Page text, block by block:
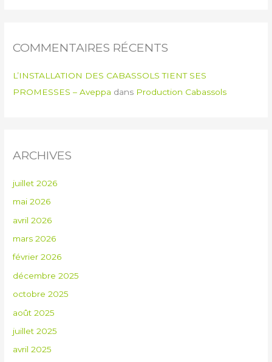
COMMENTAIRES RÉCENTS
L’INSTALLATION DES CABASSOLS TIENT SES
PROMESSES – Aveppa dans Production Cabassols
ARCHIVES
juillet 2026
mai 2026
avril 2026
mars 2026
février 2026
décembre 2025
octobre 2025
août 2025
juillet 2025
avril 2025